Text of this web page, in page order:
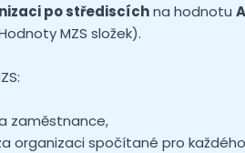
po střediscíchna hodnotu
MZS složek).
zaměstnance,
organizaci spočítané pro